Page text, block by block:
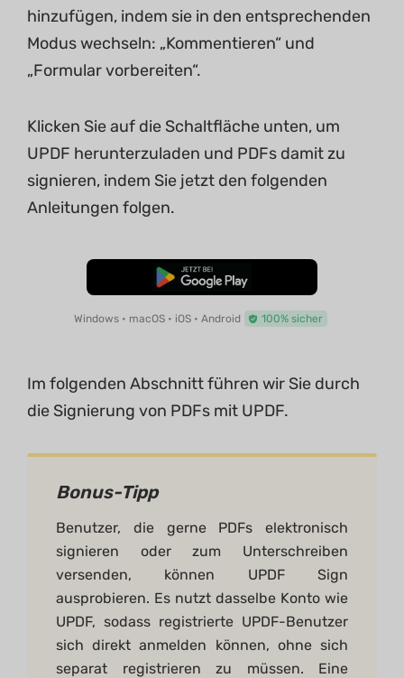
hinzufügen, indem sie in den entsprechenden
Modus wechseln: „Kommentieren“ und
„Formular vorbereiten“.
Klicken Sie auf die Schaltfläche unten, um
UPDF herunterzuladen und PDFs damit zu
signieren, indem Sie jetzt den folgenden
Anleitungen folgen.
Kostenloser Download
Windows • macOS • iOS • Android 100% sicher
Im folgenden Abschnitt führen wir Sie durch
die Signierung von PDFs mit UPDF.
Bonus-Tipp
Benutzer, die gerne PDFs elektronisch
signieren oder zum Unterschreiben
versenden, können UPDF Sign
ausprobieren. Es nutzt dasselbe Konto wie
UPDF, sodass registrierte UPDF-Benutzer
sich direkt anmelden können, ohne sich
separat registrieren zu müssen. Eine